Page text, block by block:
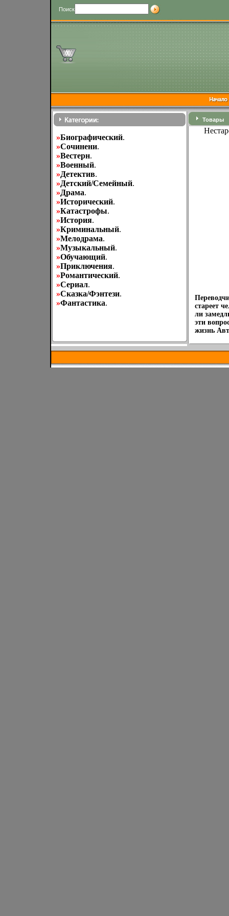
Поиск
»Биографический.
»Cочинени.
»Вестерн.
»Военный.
»Детектив.
»Детский/Семейный.
»Драма.
»Исторический.
»Катастрофы.
»История.
»Криминальный.
»Мелодрама.
»Музыкальный.
»Обучающий.
»Приключения.
»Романтический.
»Сериал.
»Сказка/Фэнтези.
»Фантастика.
Товары
стареет
ли
эти
жизнь